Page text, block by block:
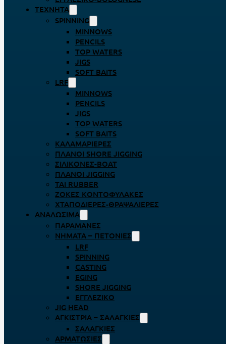
ΤΕΧΝΗΤΆ
SPINNING
MINNOWS
PENCILS
TOP WATERS
JIGS
SOFT BAITS
LRF
MINNOWS
PENCILS
JIGS
TOP WATERS
SOFT BAITS
ΚΑΛΑΜΑΡΙΈΡΕΣ
ΠΛΆΝΟΙ SHORE JIGGING
ΣΙΛΙΚΌΝΕΣ-BOAT
ΠΛΆΝΟΙ JIGGING
TAI RUBBER
ΖΌΚΕΣ ΚΟΝΤΟΦΎΛΑΚΕΣ
ΧΤΑΠΟΔΙΈΡΕΣ-ΘΡΑΨΑΛΙΈΡΕΣ
ΑΝΑΛΏΣΙΜΑ
ΠΑΡΑΜΆΝΕΣ
ΝΉΜΑΤΑ – ΠΕΤΟΝΙΈΣ
LRF
SPINNING
CASTING
EGING
SHORE JIGGING
ΕΓΓΛΈΖΙΚΟ
JIG HEAD
ΑΓΚΊΣΤΡΙΑ – ΣΑΛΑΓΚΙΈΣ
ΣΑΛΑΓΚΙΈΣ
ΑΡΜΑΤΩΣΙΈΣ